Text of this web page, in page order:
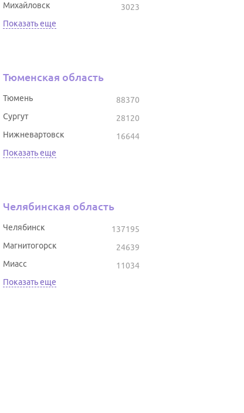
3023
Михайловск
Показать еще
Тюменская область
88370
Тюмень
28120
Сургут
16644
Нижневартовск
Показать еще
Челябинская область
137195
Челябинск
24639
Магнитогорск
11034
Миасс
Показать еще